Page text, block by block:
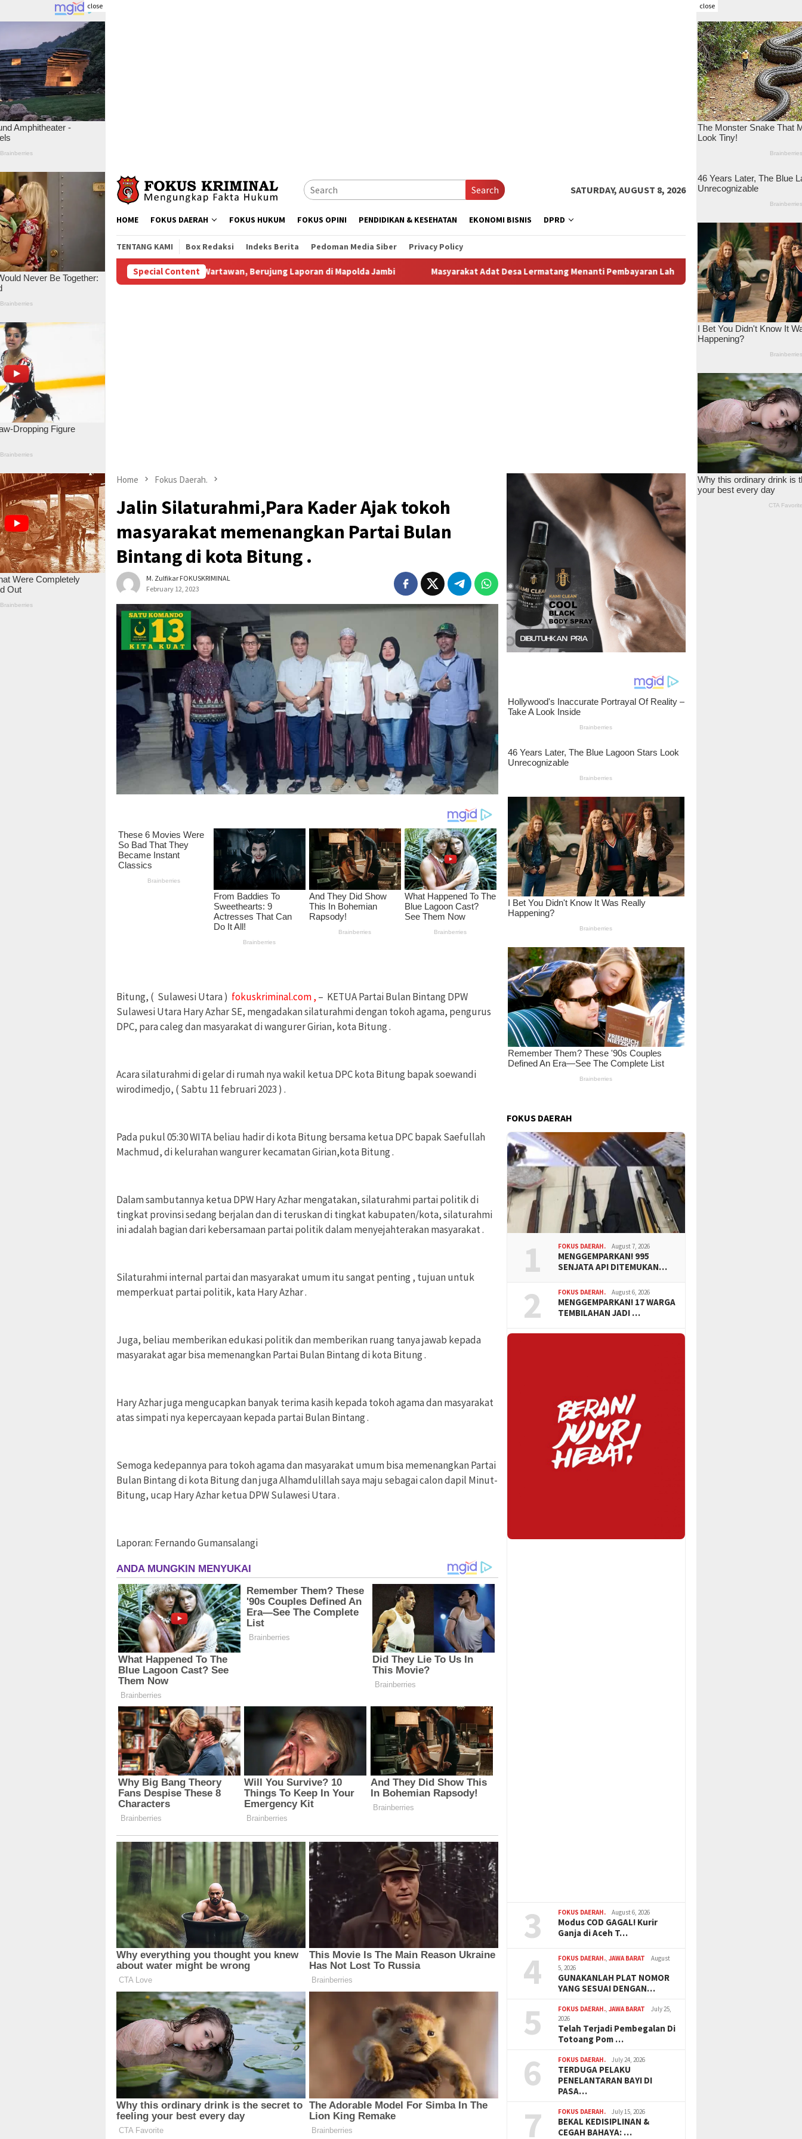
close close
Search SATURDAY, AUGUST 8, 2026
HOME FOKUS DAERAH FOKUS HUKUM FOKUS OPINI PENDIDIKAN & KESEHATAN EKONOMI BISNIS DPRD
TENTANG KAMI Box Redaksi Indeks Berita Pedoman Media Siber Privacy Policy
Special Content
BBM Subsidi Aniaya Wartawan, Berujung Laporan di Mapolda Jambi Masyarakat Adat Desa Lermatang Menanti Pembayaran Lahan: Antara Dugaan Konspirasi dan Bayang-Bayang
Home Fokus Daerah.
Jalin Silaturahmi,Para Kader Ajak tokoh
masyarakat memenangkan Partai Bulan
Bintang di kota Bitung .
M. Zulfikar FOKUSKRIMINAL
February 12, 2023
Bitung, ( Sulawesi Utara ) fokuskriminal.com , – KETUA Partai Bulan Bintang DPW
Sulawesi Utara Hary Azhar SE, mengadakan silaturahmi dengan tokoh agama, pengurus
DPC, para caleg dan masyarakat di wangurer Girian, kota Bitung .
Acara silaturahmi di gelar di rumah nya wakil ketua DPC kota Bitung bapak soewandi
wirodimedjo, ( Sabtu 11 februari 2023 ) .
Pada pukul 05:30 WITA beliau hadir di kota Bitung bersama ketua DPC bapak Saefullah
Machmud, di kelurahan wangurer kecamatan Girian,kota Bitung .
Dalam sambutannya ketua DPW Hary Azhar mengatakan, silaturahmi partai politik di
tingkat provinsi sedang berjalan dan di teruskan di tingkat kabupaten/kota, silaturahmi
ini adalah bagian dari kebersamaan partai politik dalam menyejahterakan masyarakat .
Silaturahmi internal partai dan masyarakat umum itu sangat penting , tujuan untuk
memperkuat partai politik, kata Hary Azhar .
Juga, beliau memberikan edukasi politik dan memberikan ruang tanya jawab kepada
masyarakat agar bisa memenangkan Partai Bulan Bintang di kota Bitung .
Hary Azhar juga mengucapkan banyak terima kasih kepada tokoh agama dan masyarakat
atas simpati nya kepercayaan kepada partai Bulan Bintang .
Semoga kedepannya para tokoh agama dan masyarakat umum bisa memenangkan Partai
Bulan Bintang di kota Bitung dan juga Alhamdulillah saya maju sebagai calon dapil Minut-
Bitung, ucap Hary Azhar ketua DPW Sulawesi Utara .
Laporan: Fernando Gumansalangi
FOKUS DAERAH
1 FOKUS DAERAH. August 7, 2026
MENGGEMPARKAN! 995
SENJATA API DITEMUKAN…
2 FOKUS DAERAH. August 6, 2026
MENGGEMPARKAN! 17 WARGA
TEMBILAHAN JADI …
3 FOKUS DAERAH. August 6, 2026
Modus COD GAGAL! Kurir
Ganja di Aceh T…
4 FOKUS DAERAH. ,JAWA BARAT
August
5, 2026
GUNAKANLAH PLAT NOMOR
YANG SESUAI DENGAN…
5 FOKUS DAERAH. ,JAWA BARAT
July 25,
2026
Telah Terjadi Pembegalan Di
Totoang Pom …
6 FOKUS DAERAH. July 24, 2026
TERDUGA PELAKU
PENELANTARAN BAYI DI
PASA…
7 FOKUS DAERAH. July 15, 2026
BEKAL KEDISIPLINAN &
CEGAH BAHAYA: …